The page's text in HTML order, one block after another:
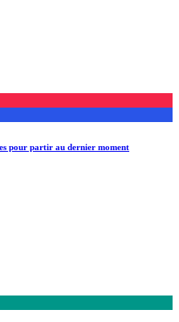
pour partir au dernier moment